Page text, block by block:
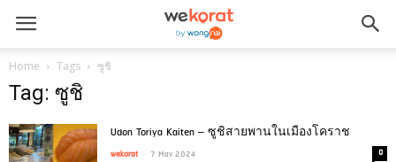
Home Tags ซูชิ
Tag: ซูชิ
Udon Toriya Kaiten – ซูชิสายพานในเมืองโคราช
wekorat - 7 May 2024 0